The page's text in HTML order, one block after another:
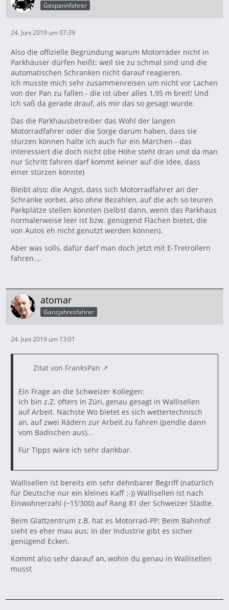
Gespannfahrer
24. Juni 2019 um 07:39
Also die offizielle Begründung warum Motorräder nicht in
Parkhäuser dürfen heißt: weil sie zu schmal sind und die
automatischen Schranken nicht darauf reagieren.
Ich musste mich sehr zusammenreisen um nicht vor Lachen
von der Pan zu fallen - die ist über alles 1,95 m breit! Und
ich saß da gerade drauf, als mir das so gesagt wurde.
Das die Parkhausbetreiber das Wohl der langen
Motorradfahrer oder die Sorge darum haben, dass sie
stürzen können halte ich auch für ein Märchen - das
interessiert die doch nicht (die Höhe steht dran und da man
nur Schritt fahren darf kommt keiner auf die Idee, dass
einer stürzen könnte)
Bleibt also: die Angst, dass sich Motorradfahrer an der
Schranke vorbei, also ohne Bezahlen, auf die ach so teuren
Parkplätze stellen könnten (selbst dann, wenn das Parkhaus
normalerweise leer ist bzw. genügend Flächen bietet, die
von Autos eh nicht genutzt werden können).
Aber was solls, dafür darf man doch jetzt mit E-Tretrollern
fahren....
atomar
Ganzjahresfahrer
24. Juni 2019 um 13:01
Zitat von FranksPan
Ein Frage an die Schweizer Kollegen:
Ich bin z.Z. öfters in Züri, genau gesagt in Wallisellen
auf Arbeit. Nächste Wo bietet es sich wettertechnisch
an, auf zwei Rädern zur Arbeit zu fahren (pendle dann
vom Badischen aus)...
Für Tipps wäre ich sehr dankbar.
Wallisellen ist bereits ein sehr dehnbarer Begriff (natürlich
für Deutsche nur ein kleines Kaff ;-)) Wallisellen ist nach
Einwohnerzahl (~15'300) auf Rang 81 der Schweizer Städte.
Beim Glattzentrum z.B. hat es Motorrad-PP; Beim Bahnhof
sieht es eher mau aus; In der Industrie gibt es sicher
genügend Ecken.
Kommt also sehr darauf an, wohin du genau in Wallisellen
musst